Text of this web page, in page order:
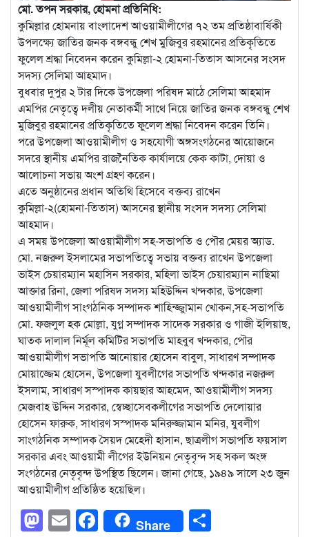
মো. তপন সরকার, হোমনা প্রতিনিধি:
কুমিল্লার হোমনায় বাংলাদেশ আওয়ামীলীগের ৭২ তম প্রতিষ্ঠাবার্ষিকী
উপলক্ষ্যে জাতির জনক বঙ্গবন্ধু শেখ মুজিবুর রহমানের প্রতিকৃতিতে
ফুলেল শ্রদ্ধা নিবেদন করেন কুমিল্লা-২ হোমনা-তিতাস আসনের সংসদ
সদস্য সেলিমা আহমাদ।
বুধবার দুপুর ২ টার দিকে উপজেলা পরিষদ মাঠে সেলিমা আহমাদ
এমপির নেতৃত্বে দলীয় নেতাকর্মী সাথে নিয়ে জাতির জনক বঙ্গবন্ধু শেখ
মুজিবুর রহমানের প্রতিকৃতিতে ফুলেল শ্রদ্ধা নিবেদন করেন তিনি।
পরে উপজেলা আওয়ামীলীগ ও সহযোগী অঙ্গসংগঠনের আয়োজনে
সদরে স্থানীয় এমপির রাজনৈতিক কার্যালয়ে কেক কাটা, দোয়া ও
আলোচনা সভায় অংশ গ্রহণ করেন।
এতে অনুষ্ঠানের প্রধান অতিথি হিসেবে বক্তব্য রাখেন
কুমিল্লা-২(হোমনা-তিতাস) আসনের স্থানীয় সংসদ সদস্য সেলিমা
আহমাদ।
এ সময় উপজেলা আওয়ামীলীগ সহ-সভাপতি ও পৌর মেয়র অ্যাড.
মো. নজরুল ইসলামের সভাপতিত্বে সভায় বক্তব্য রাখেন উপজেলা
ভাইস চেয়ারম্যান মহাসিন সরকার, মহিলা ভাইস চেয়ারম্যান নাছিমা
আক্তার রিনা, জেলা পরিষদ সদস্য মহিউদ্দিন খন্দকার, উপজেলা
আওয়ামীলীগ সাংগঠনিক সম্পাদক শাহিন্জ্জুামান খোকন,সহ-সভাপতি
মো. ফজলুল হক মোল্লা, যুগ্ন সম্পাদক সাদেক সরকার ও গাজী ইলিয়াছ,
ঘাতক দালাল নির্মূল কমিটির সভাপতি মাহবুব খন্দকার, পৌর
আওয়ামীলীগ সভাপতি আনোয়ার হোসেন বাবুল, সাধারণ সম্পাদক
মোয়াজ্জেম হোসেন, উপজেলা যুবলীগের সভাপতি খন্দকার নজরুল
ইসলাম, সাধারণ সস্পাদক কায়ছার আহমেদ, আওয়ামীলীগ সদস্য
মেজবাহ উদ্দিন সরকার, স্বেচ্ছাসেবকলীগের সভাপতি দেলোয়ার
হোসেন ফারুক, সাধারণ সস্পাদক মনিরুজ্জামান মনির, যুবলীগ
সাংগঠনিক সম্পাদক সৈয়দ মেহেদী হাসান, ছাত্রলীগ সভাপতি ফয়সাল
সরকার এবং আওয়ামী লীগের ইউনিয়ন নেতৃবৃন্দ সহ সকল অংঙ্গ
সংগঠনের নেতৃবৃন্দ উপস্থিত ছিলেন। জানা গেছে, ১৯৪৯ সালে ২৩ জুন
আওয়ামীলীগ প্রতিষ্ঠিত হয়েছিল।
Mastodon
EmailFacebook
Share